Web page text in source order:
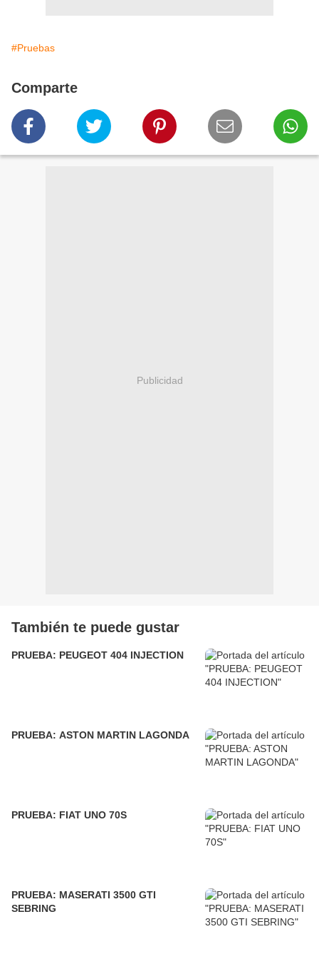
#Pruebas
Comparte
Publicidad
También te puede gustar
PRUEBA: PEUGEOT 404 INJECTION
PRUEBA: ASTON MARTIN LAGONDA
PRUEBA: FIAT UNO 70S
PRUEBA: MASERATI 3500 GTI
SEBRING